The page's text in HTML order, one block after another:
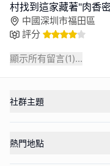
村找到這家藏著"肉香
中國深圳市福田區
評分
顯示所有留言(1)...
社群主題
熱門地點